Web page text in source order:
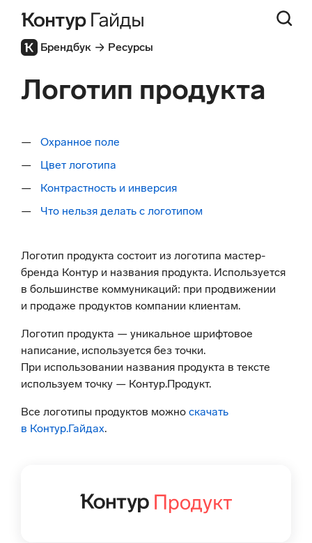
Брендбук Ресурсы
Логотип продукта
Охранное поле
Цвет логотипа
Контрастность и инверсия
Что нельзя делать с логотипом
Логотип продукта состоит из логотипа мастер-
бренда Контур и названия продукта. Используется
в большинстве коммуникаций: при продвижении
и продаже продуктов компании клиентам.
Логотип продукта — уникальное шрифтовое
написание, используется без точки.
При использовании названия продукта в тексте
используем точку — Контур.Продукт.
Все логотипы продуктов можно скачать
в Контур.Гайдах.